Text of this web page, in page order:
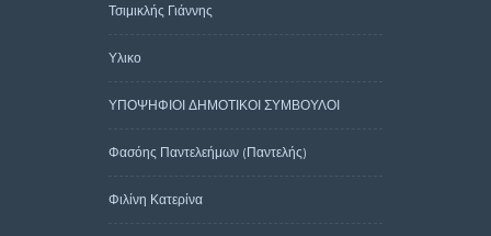
Τσιμικλής Γιάννης
Υλικο
ΥΠΟΨΗΦΙΟΙ ΔΗΜΟΤΙΚΟΙ ΣΥΜΒΟΥΛΟΙ
Φασόης Παντελεήμων (Παντελής)
Φιλίνη Κατερίνα